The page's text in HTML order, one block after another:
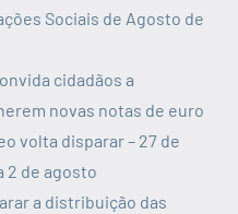
Sociais de Agosto de
cidadãos a
novas notas de euro
volta disparar – 27 de
2 de agosto
a distribuição das